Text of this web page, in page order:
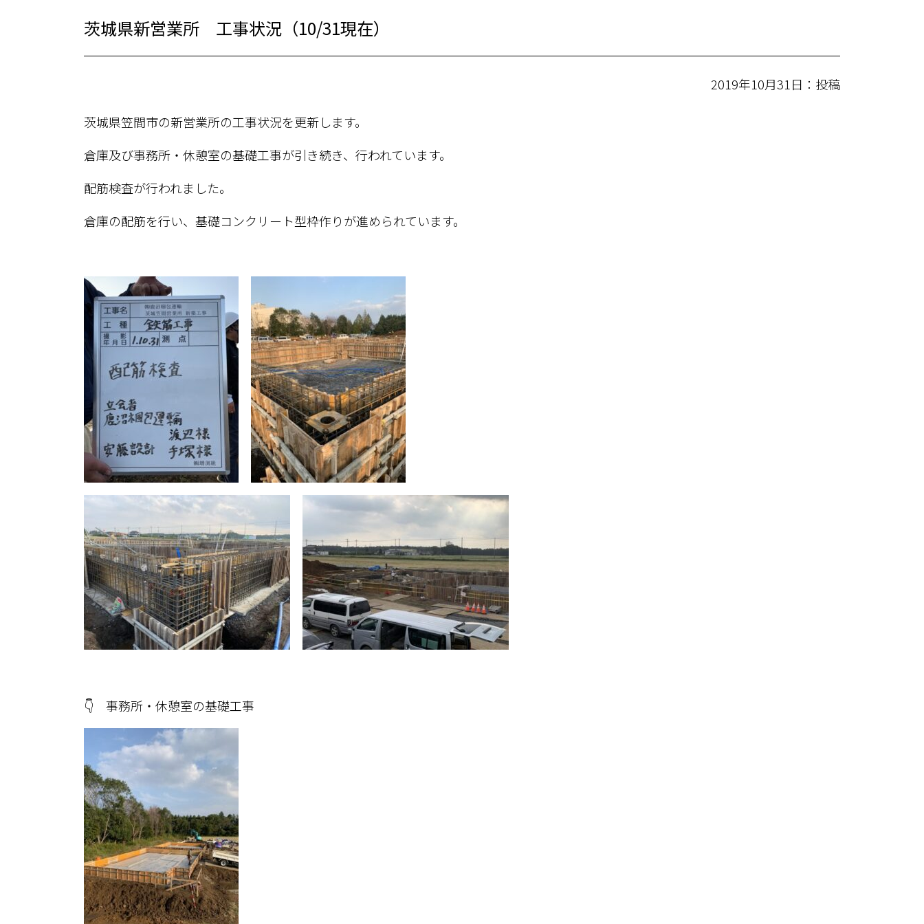
茨城県新営業所 工事状況（10/31現在）
2019年10月31日：投稿
茨城県笠間市の新営業所の工事状況を更新します。
倉庫及び事務所・休憩室の基礎工事が引き続き、行われています。
配筋検査が行われました。
倉庫の配筋を行い、基礎コンクリート型枠作りが進められています。
👇 事務所・休憩室の基礎工事